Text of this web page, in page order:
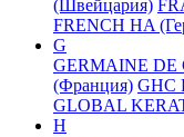
(Швейцария)
FRENCH HA
G
GERMAINE DE
(Франция) GHC
GLOBAL
H